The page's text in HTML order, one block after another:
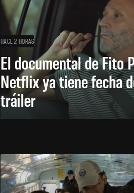
HACE 2 HORAS
El documental de Fito
Netflix ya tiene fecha
tráiler